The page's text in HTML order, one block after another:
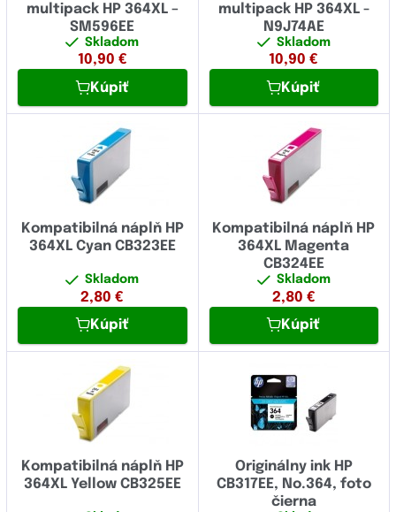
multipack HP 364XL –
SM596EE
Skladom
10,90 €
Kúpiť
multipack HP 364XL -
N9J74AE
Skladom
10,90 €
Kúpiť
Kompatibilná náplň HP
364XL Cyan CB323EE
Skladom
2,80 €
Kúpiť
Kompatibilná náplň HP
364XL Magenta
CB324EE
Skladom
2,80 €
Kúpiť
Kompatibilná náplň HP
364XL Yellow CB325EE
Originálny ink HP
CB317EE, No.364, foto
čierna